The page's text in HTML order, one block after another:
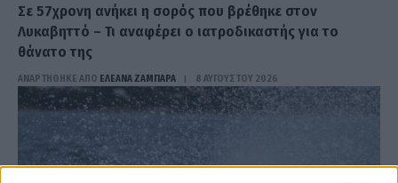
Σε 57χρονη ανήκει η σορός που βρέθηκε στον
Λυκαβηττό – Τι αναφέρει ο ιατροδικαστής για το
θάνατο της
ΑΝΑΡΤΗΘΗΚΕ ΑΠΟ ΕΛΕΑΝΑ ΖΑΜΠΑΡΑ 8 ΑΥΓΟΎΣΤΟΥ 2026